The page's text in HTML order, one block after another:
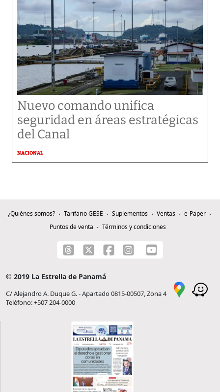
Nuevo comando unifica
seguridad en áreas estratégicas
del Canal
NACIONAL
¿Quiénes somos? Tarifario GESE Suplementos Ventas
e-Paper
Puntos de venta
Términos y condiciones
© 2019 La Estrella de Panamá
C/ Alejandro A. Duque G. - Apartado 0815-00507, Zona 4
Teléfono: +507 204-0000